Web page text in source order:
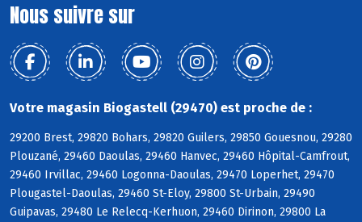
Nous suivre sur
Votre magasin Biogastell (29470) est proche de :
29200 Brest, 29820 Bohars, 29820 Guilers, 29850 Gouesnou, 29280
Plouzané, 29460 Daoulas, 29460 Hanvec, 29460 Hôpital-Camfrout,
29460 Irvillac, 29460 Logonna-Daoulas, 29470 Loperhet, 29470
Plougastel-Daoulas, 29460 St-Eloy, 29800 St-Urbain, 29490
Guipavas, 29480 Le Relecq-Kerhuon, 29460 Dirinon, 29800 La